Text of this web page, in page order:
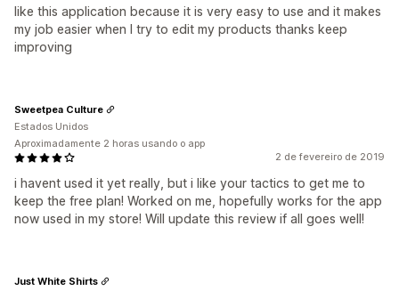
like this application because it is very easy to use and it makes
my job easier when I try to edit my products thanks keep
improving
2 de fevereiro de 2019
i havent used it yet really, but i like your tactics to get me to
keep the free plan! Worked on me, hopefully works for the app
now used in my store! Will update this review if all goes well!
Sweetpea Culture
Estados Unidos
Aproximadamente 2 horas usando o app
Just White Shirts